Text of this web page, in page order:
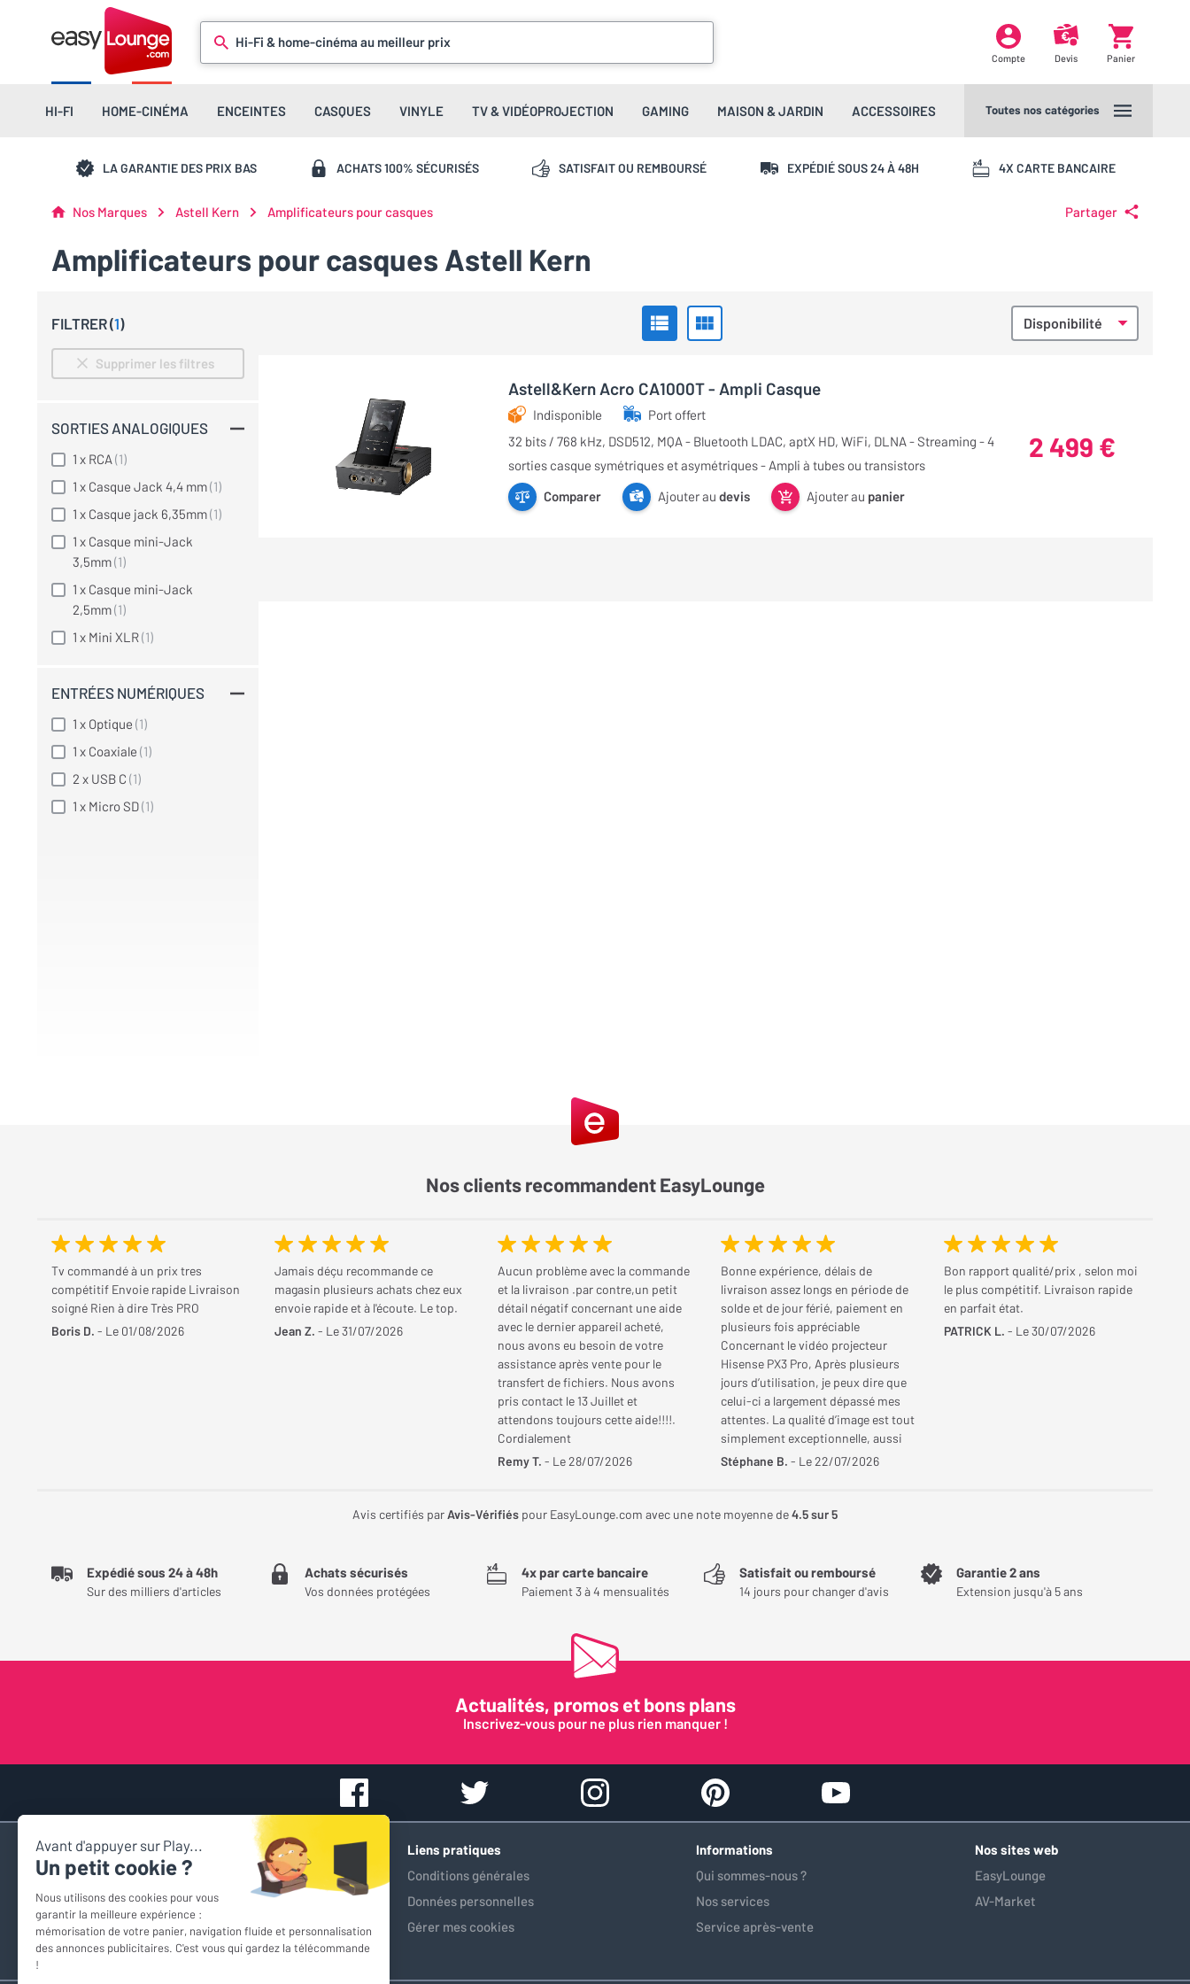
Hi-Fi & home-cinéma au meilleur prix
Compte Devis Panier
HI-FI HOME-CINÉMA ENCEINTES CASQUES VINYLE TV & VIDÉOPROJECTION GAMING MAISON & JARDIN ACCESSOIRES Toutes nos catégories
LA GARANTIE DES PRIX BAS ACHATS 100% SÉCURISÉS SATISFAIT OU REMBOURSÉ EXPÉDIÉ SOUS 24 À 48H 4X CARTE BANCAIRE
Nos Marques Astell Kern Amplificateurs pour casques Partager
Amplificateurs pour casques Astell Kern
FILTRER (1)
Supprimer les filtres
SORTIES ANALOGIQUES
1 x RCA (1)
1 x Casque Jack 4,4 mm(1)
1 x Casque jack 6,35mm(1)
1 x Casque mini-Jack
3,5mm(1)
1 x Casque mini-Jack
2,5mm(1)
1 x Mini XLR(1)
ENTRÉES NUMÉRIQUES
1 x Optique (1)
1 x Coaxiale (1)
2 x USB C (1)
1 x Micro SD(1)
Astell&Kern Acro CA1000T - Ampli Casque
Indisponible
Port offert
32 bits / 768 kHz, DSD512, MQA - Bluetooth LDAC, aptX HD, WiFi, DLNA - Streaming - 4
sorties casque symétriques et asymétriques - Ampli à tubes ou transistors
Comparer
Ajouter au devis Ajouter au panier
2 499 €
Nos clients recommandent EasyLounge
Tv commandé à un prix tres
compétitif Envoie rapide Livraison
soigné Rien à dire Très PRO
Boris D. - Le 01/08/2026
Jamais déçu recommande ce
magasin plusieurs achats chez eux
envoie rapide et à l'écoute. Le top.
Jean Z. - Le 31/07/2026
Aucun problème avec la commande
et la livraison .par contre,un petit
détail négatif concernant une aide
avec le dernier appareil acheté,
nous avons eu besoin de votre
assistance après vente pour le
transfert de fichiers. Nous avons
pris contact le 13 Juillet et
attendons toujours cette aide!!!!.
Cordialement
Remy T. - Le 28/07/2026
Bonne expérience, délais de
livraison assez longs en période de
solde et de jour férié, paiement en
plusieurs fois appréciable
Concernant le vidéo projecteur
Hisense PX3 Pro, Après plusieurs
jours d’utilisation, je peux dire que
celui-ci a largement dépassé mes
attentes. La qualité d’image est tout
simplement exceptionnelle, aussi
bien de jour que dans une pièce
température des couleurs assez
passant simplement la température
des blancs de « Très chaud » à «
réglage très simple qui, à mon sens,
J’ai également beaucoup apprécié la
nouvelle interface de réglages. Elle
Hisense que j’ai possédés. L’accès
rapide aux différents modes
pratique. Autre bonne surprise :
œuvres d’art lorsque le
vidéoprojecteur n’est pas utilisé. Je
n’ai pas encore eu le temps de
très grand écran dans une pièce de
Stéphane B. - Le 22/07/2026
Bon rapport qualité/prix , selon moi
le plus compétitif. Livraison rapide
en parfait état.
PATRICK L. - Le 30/07/2026
Avis certifiés parAvis-Vérifiés pour EasyLounge.com avec une note moyenne de4.5sur 5
Expédié sous 24 à 48h
Sur des milliers d'articles
Achats sécurisés
Vos données protégées
4x par carte bancaire
Paiement 3 à 4 mensualités
Satisfait ou remboursé
14 jours pour changer d'avis
Garantie 2 ans
Extension jusqu'à 5 ans
Actualités, promos et bons plans
Inscrivez-vous pour ne plus rien manquer !
Accès rapide
Nous contacter
Espace personnel
Devis personnalisés
Comparateur
Liens pratiques
Conditions générales
Données personnelles
Gérer mes cookies
Informations
Qui sommes-nous ?
Nos services
Service après-vente
Nos sites web
EasyLounge
AV-Market